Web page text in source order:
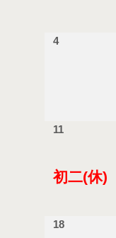
4
11
初二(休)
18